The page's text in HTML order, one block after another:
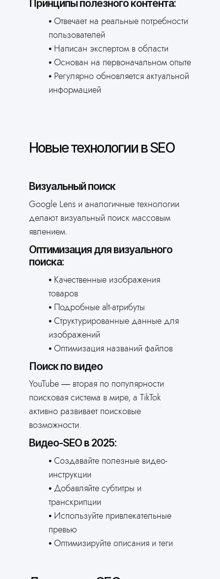
Принципы полезного контента:
Отвечает на реальные потребности
пользователей
Написан экспертом в области
Основан на первоначальном опыте
Регулярно обновляется актуальной
информацией
Новые технологии в SEO
Визуальный поиск
Google Lens и аналогичные технологии
делают визуальный поиск массовым
явлением.
Оптимизация для визуального
поиска:
Качественные изображения
товаров
Подробные alt-атрибуты
Структурированные данные для
изображений
Оптимизация названий файлов
Поиск по видео
YouTube — вторая по популярности
поисковая система в мире, а TikTok
активно развивает поисковые
возможности.
Видео-SEO в 2025:
Создавайте полезные видео-
инструкции
Добавляйте субтитры и
транскрипции
Используйте привлекательные
превью
Оптимизируйте описания и теги